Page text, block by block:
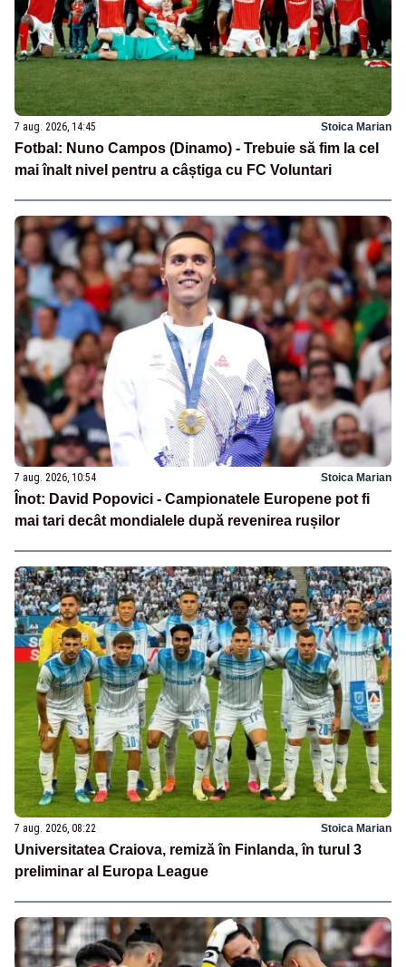
7 aug. 2026, 14:45 Stoica Marian
Fotbal: Nuno Campos (Dinamo) - Trebuie să fim la cel
mai înalt nivel pentru a câștiga cu FC Voluntari
7 aug. 2026, 10:54 Stoica Marian
Înot: David Popovici - Campionatele Europene pot fi
mai tari decât mondialele după revenirea rușilor
7 aug. 2026, 08:22 Stoica Marian
Universitatea Craiova, remiză în Finlanda, în turul 3
preliminar al Europa League